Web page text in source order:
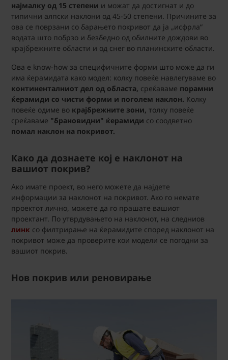
најмалку од 15 степени и можат да достигнат и до
типични алпски наклони од 45-50 степени. Причините за
ова се поврзани со барањето покривот да ја „исфрла“
водата што побрзо и безбедно од обилните дождови во
крајбрежните области и од снег во планинските области.
Ова е know-how за специфичните форми што може да ги
има ќерамидата како модел: колку повеќе навлегуваме во
континенталниот дел од областа, среќаваме порамни
ќерамиди со чисти форми и поголем наклон. Колку
повеќе одиме во крајбрежните зони, толку повеќе
среќаваме "брановидни" ќерамиди со соодветно
помал наклон на покривот.
Како да дознаете кој е наклонот на
вашиот покрив?
Ако имате проект, во него можете да најдете
информации за наклонот на покривот. Ако го немате
проектот лично, можете да го прашате вашиот
проектант. По утврдувањето на наклонот, на следниов
линк со филтрирање на ќерамидите според наклонот на
покривот може да проверите кои модели се погодни за
вашиот покрив.
Нов покрив или реновирање